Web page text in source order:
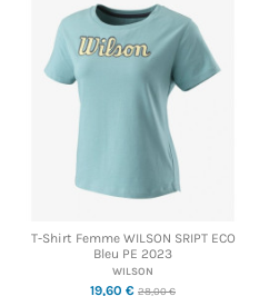
T-Shirt Femme WILSON SRIPT ECO
Bleu PE 2023
WILSON
19,60 € 28,00 €